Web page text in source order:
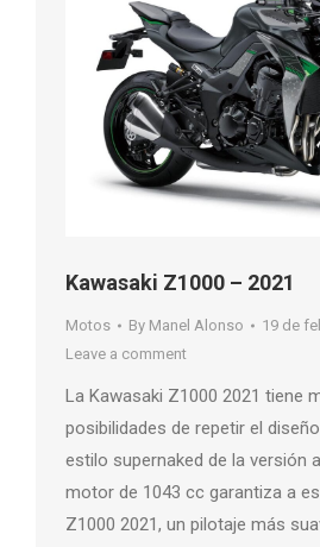
Kawasaki Z1000 – 2021
Motos By Manel Alonso
19 de
Leave a comment
La Kawasaki Z1000 2021 tiene
posibilidades de repetir el
estilo supernaked de la versión
motor de 1043 cc garantiza a
Z1000 2021, un pilotaje más